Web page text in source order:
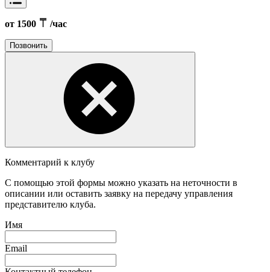
от 1500 /час
Позвонить
Комментарий к клубу
С помощью этой формы можно указать на неточности в
описании или оставить заявку на передачу управления
представителю клуба.
Имя
Email